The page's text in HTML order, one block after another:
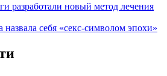
разработали новый метод лечения
себя «секс-символом эпохи»